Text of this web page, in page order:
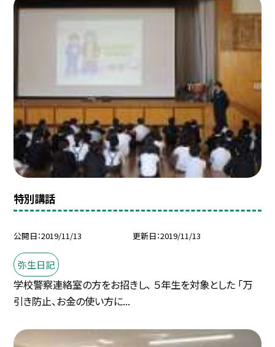
特別講話
公開日 2019/11/13 更新日 2019/11/13
弥生日記
学校警察連絡室の方をお招きし、 ５年生を対象とした 「万
引き防止、お金の使い方に...